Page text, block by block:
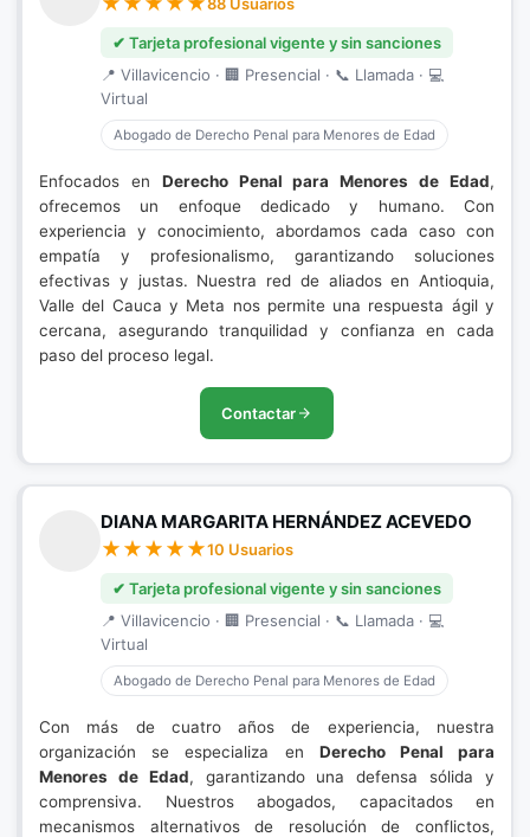
✔ Tarjeta profesional vigente y sin sanciones
📍 Villavicencio · 🏢 Presencial · 📞 Llamada · 💻
Virtual
Abogado de Derecho Penal para Menores de Edad
Enfocados en Derecho Penal para Menores de Edad,
ofrecemos un enfoque dedicado y humano. Con
experiencia y conocimiento, abordamos cada caso con
empatía y profesionalismo, garantizando soluciones
efectivas y justas. Nuestra red de aliados en Antioquia,
Valle del Cauca y Meta nos permite una respuesta ágil y
cercana, asegurando tranquilidad y confianza en cada
paso del proceso legal.
Contactar
DIANA MARGARITA HERNÁNDEZ ACEVEDO
10 Usuarios
✔ Tarjeta profesional vigente y sin sanciones
📍 Villavicencio · 🏢 Presencial · 📞 Llamada · 💻
Virtual
Abogado de Derecho Penal para Menores de Edad
Con más de cuatro años de experiencia, nuestra
organización se especializa en Derecho Penal para
Menores de Edad, garantizando una defensa sólida y
comprensiva. Nuestros abogados, capacitados en
mecanismos alternativos de resolución de conflictos,